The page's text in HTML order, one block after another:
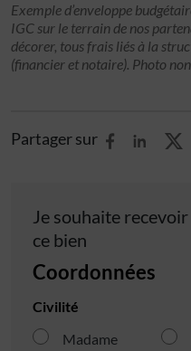
Exemple d’enveloppe
IGC sur le terrain de nos
décorer, tous frais liés à la
(financier et notaire). Photo
Partager sur
Je souhaite
ce bien
Coordonnées
Civilité
Madame